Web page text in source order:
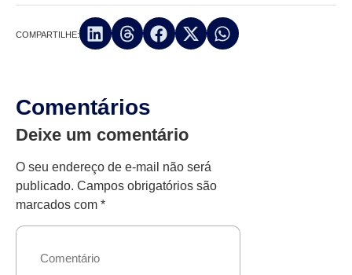
COMPARTILHE:
Comentários
Deixe um comentário
O seu endereço de e-mail não será
publicado. Campos obrigatórios são
marcados com *